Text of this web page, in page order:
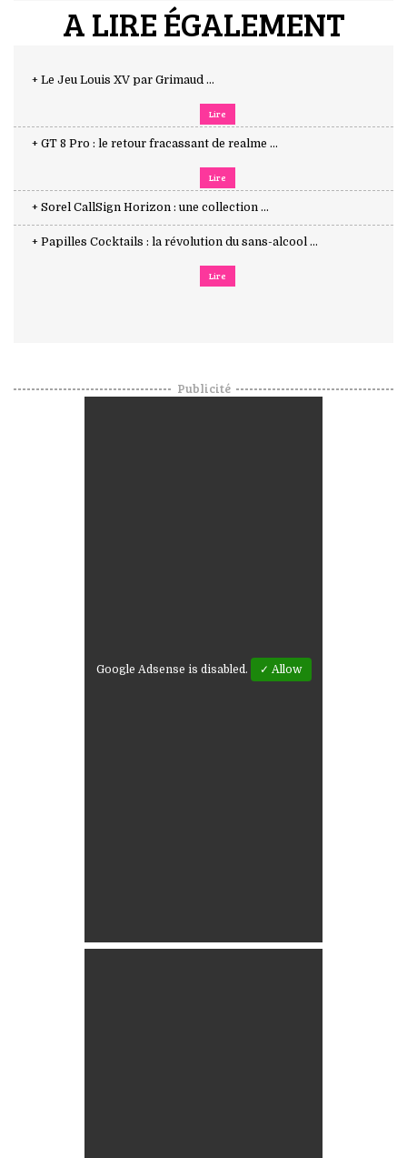
A LIRE ÉGALEMENT
+ Le Jeu Louis XV par Grimaud ...
Lire
+ GT 8 Pro : le retour fracassant de realme ...
Lire
+ Sorel CallSign Horizon : une collection ...
+ Papilles Cocktails : la révolution du sans-alcool ...
Lire
Publicité
Google Adsense is disabled. ✓ Allow